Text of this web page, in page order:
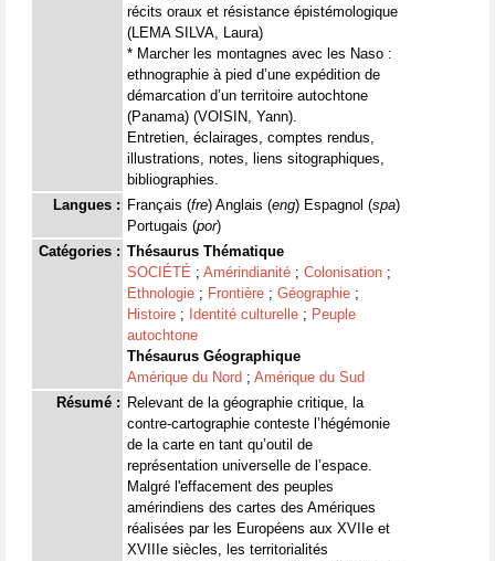
récits oraux et résistance épistémologique
(LEMA SILVA, Laura)
* Marcher les montagnes avec les Naso :
ethnographie à pied d’une expédition de
démarcation d’un territoire autochtone
(Panama) (VOISIN, Yann).
Entretien, éclairages, comptes rendus,
illustrations, notes, liens sitographiques,
bibliographies.
Langues : Français (fre) Anglais (eng) Espagnol (spa)
Portugais (por)
Catégories : Thésaurus Thématique
SOCIÉTÉ ; Amérindianité ; Colonisation ;
Ethnologie ; Frontière ; Géographie ;
Histoire ; Identité culturelle ; Peuple
autochtone
Thésaurus Géographique
Amérique du Nord ; Amérique du Sud
Résumé : Relevant de la géographie critique, la
contre-cartographie conteste l’hégémonie
de la carte en tant qu’outil de
représentation universelle de l’espace.
Malgré l'effacement des peuples
amérindiens des cartes des Amériques
réalisées par les Européens aux XVIIe et
XVIIIe siècles, les territorialités